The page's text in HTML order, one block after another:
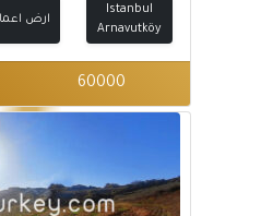
Istanbul
Arnavutköy
ارض
60000